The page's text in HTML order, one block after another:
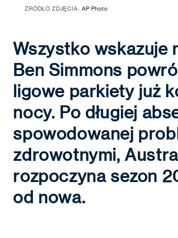
ŹRÓDŁO ZDJĘCIA: AP Photo
Wszystko wskazuje
Ben Simmons
ligowe parkiety już
nocy. Po długiej
spowodowanej
zdrowotnymi,
rozpoczyna sezon
od nowa.